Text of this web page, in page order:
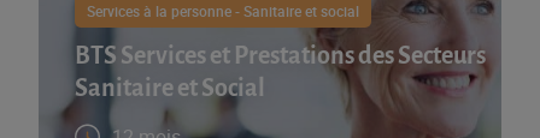
Services à la personne - Sanitaire et social
BTS Services et Prestations des Secteurs
Sanitaire et Social